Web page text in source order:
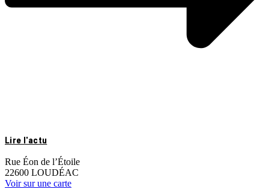
Lire l'actu
Rue Éon de l’Étoile
22600 LOUDÉAC
Voir sur une carte